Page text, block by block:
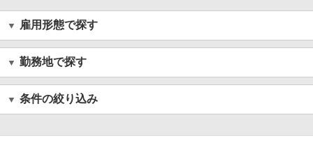
雇用形態で探す
勤務地で探す
条件の絞り込み